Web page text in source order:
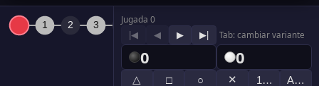
Jugada 0
|◀ ◀ ▶ ▶| Tab: cambiar variante
0 0
△ □ ○ ✕ 1… A…